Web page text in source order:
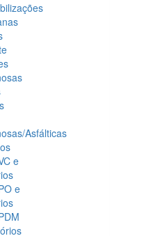
Asfálticas
e
e